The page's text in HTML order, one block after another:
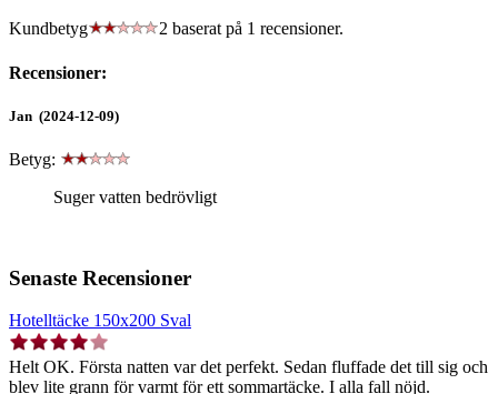
Kundbetyg 2 baserat på 1 recensioner.
Recensioner:
Jan (2024-12-09)
Betyg:
Suger vatten bedrövligt
Senaste Recensioner
Hotelltäcke 150x200 Sval
Helt OK. Första natten var det perfekt. Sedan fluffade det till sig och
blev lite grann för varmt för ett sommartäcke. I alla fall nöjd.